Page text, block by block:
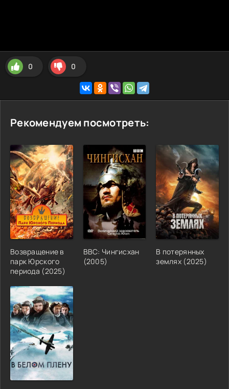
0 0
Рекомендуем посмотреть:
Возвращение в
парк Юрского
периода (2025)
BBC: Чингисхан
(2005)
В потерянных
землях (2025)